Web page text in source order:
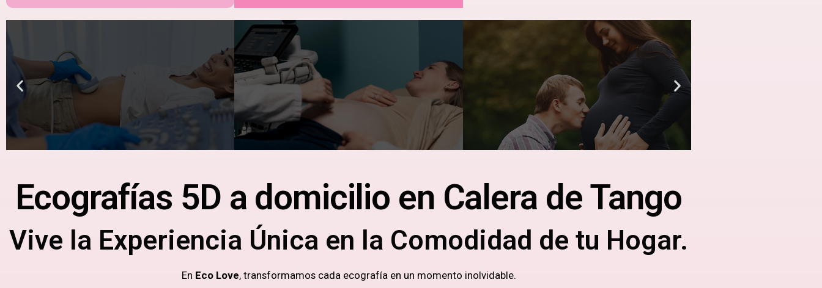
Ecografías 5D a domicilio en Calera de Tango
Vive la Experiencia Única en la Comodidad de tu Hogar.
En Eco Love, transformamos cada ecografía en un momento inolvidable.